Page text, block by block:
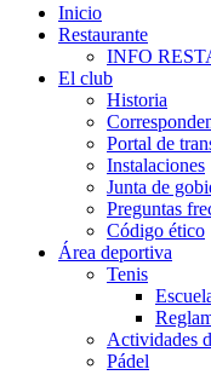
Inicio
Restaurante
INFO
El club
Historia
Portal de
Instalaciones
Junta de
Preguntas
Código ético
Área deportiva
Tenis
Actividades
Pádel